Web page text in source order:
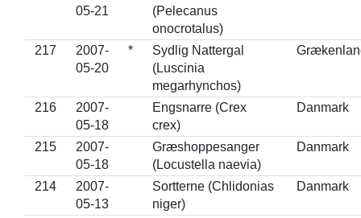
05-21
(Pelecanus
onocrotalus)
217
2007-
05-20
*
Sydlig Nattergal
(Luscinia
megarhynchos)
216
2007-
05-18
Engsnarre (Crex
crex)
Danmark
215
2007-
05-18
Græshoppesanger
(Locustella naevia)
Danmark
214
2007-
05-13
Sortterne (Chlidonias
niger)
Danmark